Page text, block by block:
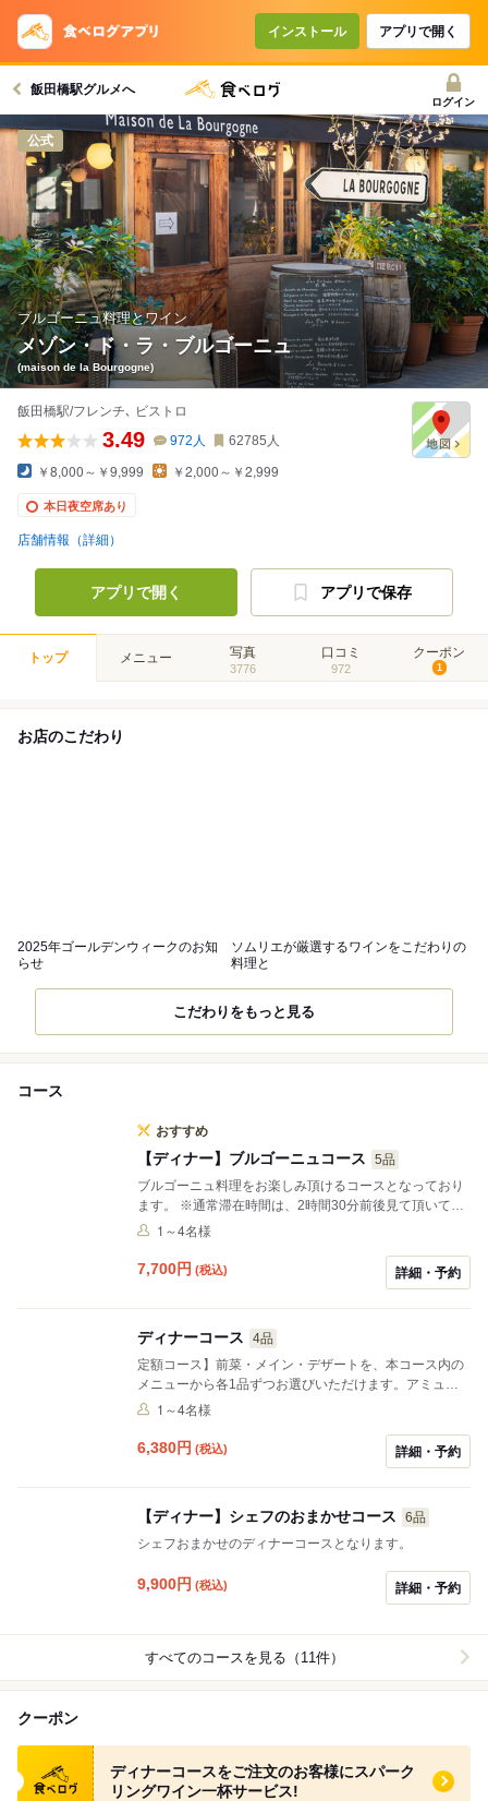
インストール アプリで開く
飯田橋駅グルメへ
ログイン
公式
ブルゴーニュ料理とワイン
メゾン・ド・ラ・ブルゴーニュ
(maison de la Bourgogne)
飯田橋駅/フレンチ､ ビストロ
3.49 972 人 62785 人
￥8,000～￥9,999 ￥2,000～￥2,999
本日夜空席あり
店舗情報（詳細）
アプリで開く アプリで保存
トップ メニュー 写真
3776
口コミ
972
クーポン
1
お店のこだわり
2025年ゴールデンウィークのお知
らせ
ソムリエが厳選するワインをこだわりの
料理と
こだわりをもっと見る
コース
おすすめ
【ディナー】ブルゴーニュコース
5品
ブルゴーニュ料理をお楽しみ頂けるコースとなっており
ます。 ※通常滞在時間は、2時間30分前後見て頂いてお
ります。
1～4名様
7,700円 (税込) 詳細・予約
ディナーコース
4品
定額コース】前菜・メイン・デザートを、本コース内の
メニューから各1品ずつお選びいただけます。アミュー
ズ・自家製パン・食後のコーヒー／紅茶付き、お一人様
コース料金の対象外です。その場合はアラカルト価格に
加え、テーブルチャージ（¥600／名）およびサービス料
さい。
1～4名様
6,380円 (税込) 詳細・予約
【ディナー】シェフのおまかせコース
6品
シェフおまかせのディナーコースとなります。
9,900円 (税込) 詳細・予約
すべてのコースを見る（11件）
クーポン
食べログ クーポン
ディナーコースをご注文のお客様にスパーク
リングワイン一杯サービス!
コースで使えるクーポン
戻る
クーポンを利用せず予約する